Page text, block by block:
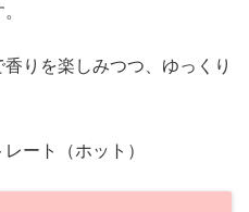
りを楽しみつつ、ゆっくり
ート（ホット）